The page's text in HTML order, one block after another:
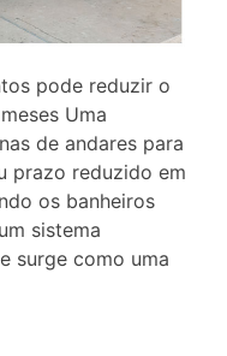
pode reduzir o
Uma
de andares para
prazo reduzido em
os banheiros
sistema
surge como uma